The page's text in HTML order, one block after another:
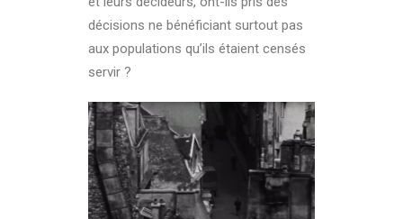
décisions ne bénéficiant surtout pas
aux populations qu’ils étaient censés
servir ?